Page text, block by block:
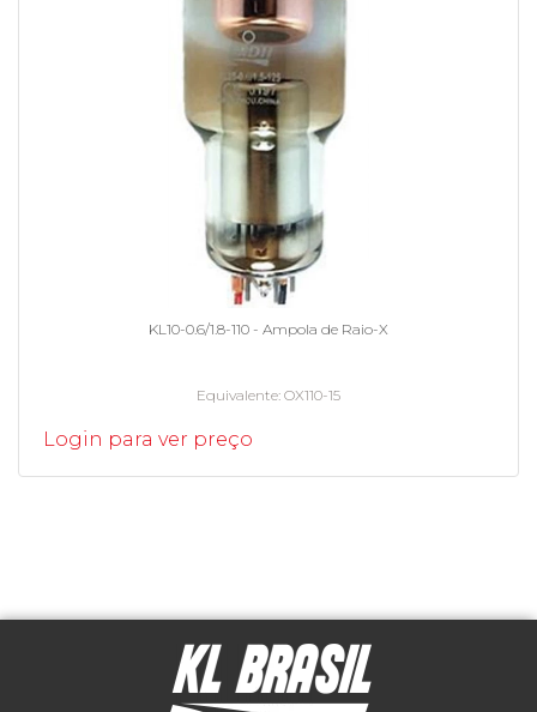
KL10-0.6/1.8-110 - Ampola de Raio-X
Equivalente OX110-15
Login para ver preço